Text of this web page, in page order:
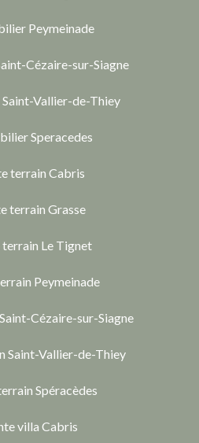
Peymeinade
Cézaire-sur-Siagne
Vallier-de-Thiey
Speracedes
terrain Cabris
terrain Grasse
terrain Le Tignet
Peymeinade
Cézaire-sur-Siagne
Saint-Vallier-de-Thiey
Spéracèdes
villa Cabris